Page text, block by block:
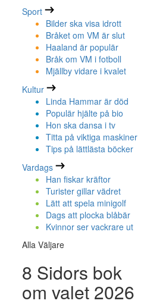
Sport
Bilder ska visa idrott
Bråket om VM är slut
Haaland är populär
Bråk om VM i fotboll
Mjällby vidare i kvalet
Kultur
Linda Hammar är död
Populär hjälte på bio
Hon ska dansa i tv
Titta på viktiga maskiner
Tips på lättlästa böcker
Vardags
Han fiskar kräftor
Turister gillar vädret
Lätt att spela minigolf
Dags att plocka blåbär
Kvinnor ser vackrare ut
Alla Väljare
8 Sidors bok
om valet 2026